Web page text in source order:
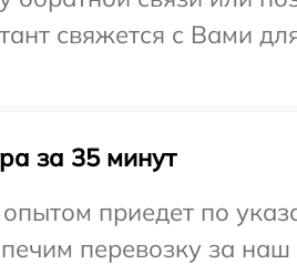
свяжется с Вами
за 35 минут
приедет по
перевозку за наш